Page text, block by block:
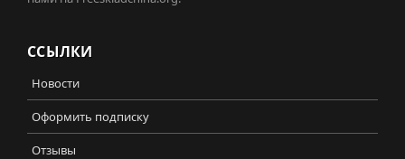
ССЫЛКИ
Новости
Оформить подписку
Отзывы